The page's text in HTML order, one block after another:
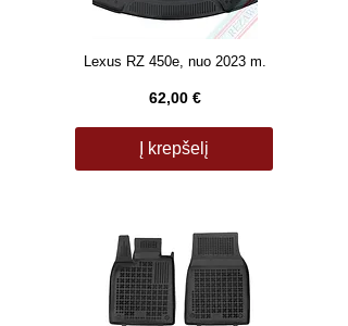
Lexus RZ 450e, nuo 2023 m.
62,00 €
Į krepšelį